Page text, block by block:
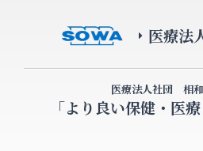
医療法
医療法人社団 相
「より良い保健・医